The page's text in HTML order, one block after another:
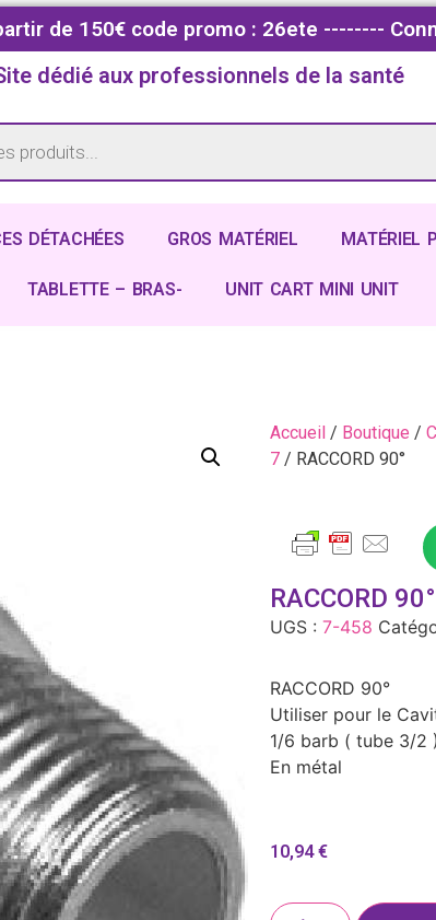
de 150€ code promo : 26ete --------
dédié aux professionnels de la santé
DÉTACHÉES GROS MATÉRIEL MATÉRIEL
TABLETTE – BRAS- UNIT CART MINI UNIT
Accueil / Boutique /
7 / RACCORD 90°
RACCORD 90°
UGS : 7-458
RACCORD 90°
Utiliser pour le
1/6 barb ( tube 3/2
En métal
10,94€